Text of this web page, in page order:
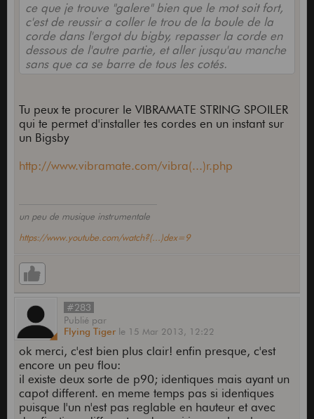
ce que je trouve "galere" bien que le mot soit fort,
c'est de reussir a coller le trou de la boule de la
corde dans l'ergot du bigby, repasser la corde en
dessous de l'autre partie, et aller jusqu'au manche
sans que ca se barre de tous les cotés.
Tu peux te procurer le VIBRAMATE STRING SPOILER
qui te permet d'installer tes cordes en un instant sur
un Bigsby
http://www.vibramate.com/vibra(...)r.php
un peu de musique instrumentale
https://www.youtube.com/watch?(...)dex=9
#283
Publié par
Flying Tiger le 15 Mar 2013, 12:22
ok merci, c'est bien plus clair! enfin presque, c'est
encore un peu flou:
il existe deux sorte de p90; identiques mais ayant un
capot different. en meme temps pas si identiques
puisque l'un n'est pas reglable en hauteur et avec